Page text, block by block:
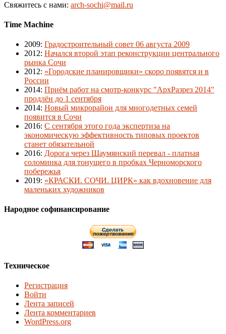
Свяжитесь с нами: arch-sochi@mail.ru
Time Machine
2009: Градостроительный совет 06 августа 2009
2012: Начался второй этап реконструкции центрального
рынка Сочи
2012: «Городские планировщики» скоро появятся и в
России
2014: Приём работ на смотр-конкурс "АрхРазрез 2014"
продлён до 1 сентября
2014: Новый микрорайон для многодетных семей
появится в Сочи
2016: С сентября этого года экспертиза на
экономическую эффективность типовых проектов
станет обязательной
2016: Дорога через Шаумянский перевал - платная
соломинка для тонущего в пробках Черноморского
побережья
2019: «КРАСКИ. СОЧИ. ЦИРК» как вдохновение для
маленьких художников
Народное софинансирование
Техническое
Регистрация
Войти
Лента записей
Лента комментариев
WordPress.org